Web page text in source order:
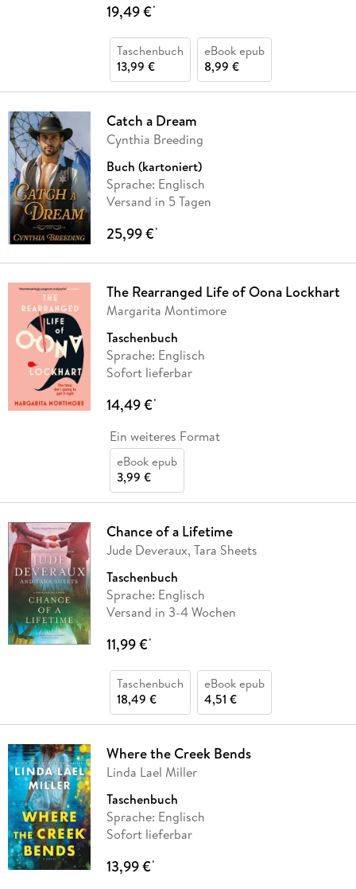
19,49 €*
Taschenbuch
13,99 €
eBook epub
8,99 €
Catch a Dream
Cynthia Breeding
Buch (kartoniert)
Sprache: Englisch
Versand in 5 Tagen
25,99 €*
The Rearranged Life of Oona Lockhart
Margarita Montimore
Taschenbuch
Sprache: Englisch
Sofort lieferbar
14,49 €*
Ein weiteres Format
eBook epub
3,99 €
Chance of a Lifetime
Jude Deveraux, Tara Sheets
Taschenbuch
Sprache: Englisch
Versand in 3-4 Wochen
11,99 €*
Taschenbuch
18,49 €
eBook epub
4,51 €
Where the Creek Bends
Linda Lael Miller
Taschenbuch
Sprache: Englisch
Sofort lieferbar
13,99 €*